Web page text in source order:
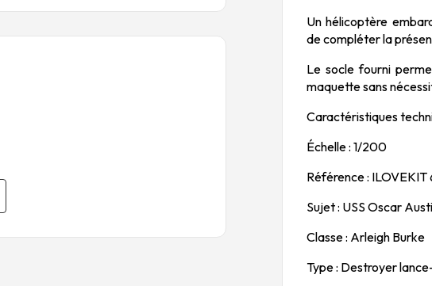
Un hélicoptère
de compléter la
Le socle fourni
maquette sans
Caractéristiques
Échelle : 1/200
Référence :
Sujet : USS Oscar
Classe : Arleigh Burke
Type : Destroyer